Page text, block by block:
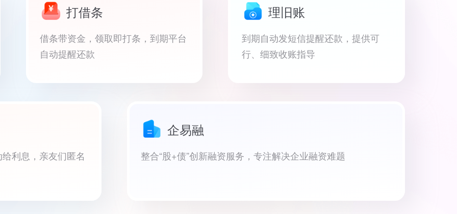
打借条
借条带资金，领取即打条，到期平台
自动提醒还款
理旧账
到期自动发短信提醒还款，提供可
行、细致收账指导
利息，亲友们匿名
企易融
整合“股+债”创新融资服务，专注解决企业融资难题